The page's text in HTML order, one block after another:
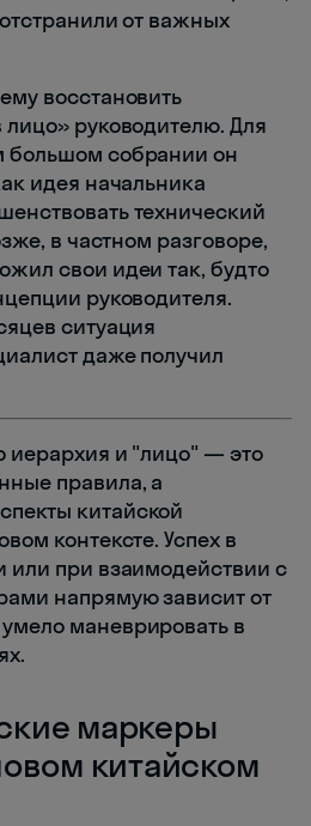
от важных
восстановить
руководителю. Для
большом собрании он
идея начальника
технический
в частном разговоре,
свои идеи так, будто
руководителя.
ситуация
даже получил
иерархия и "лицо" — это
правила, а
китайской
контексте. Успех в
или при взаимодействии с
напрямую зависит от
маневрировать в
маркеры
китайском